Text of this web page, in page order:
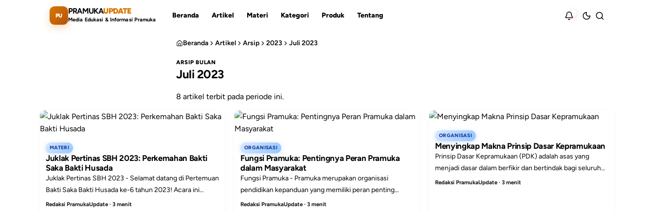
Lewati ke konten utama
PU PRAMUKAUPDATE
Media Edukasi & Informasi Pramuka
Beranda Artikel Materi Kategori Produk Tentang
Beranda Artikel Arsip 2023 Juli 2023
ARSIP BULAN
Juli 2023
8 artikel terbit pada periode ini.
MATERI
Juklak Pertinas SBH 2023: Perkemahan Bakti
Saka Bakti Husada
Juklak Pertinas SBH 2023 - Selamat datang di Pertemuan
Bakti Saka Bakti Husada ke-6 tahun 2023! Acara ini
merupakan pertemuan pramuka penegak dan pandega
Redaksi PramukaUpdate · 3 menit
ORGANISASI
Fungsi Pramuka: Pentingnya Peran Pramuka
dalam Masyarakat
Fungsi Pramuka - Pramuka merupakan organisasi
pendidikan kepanduan yang memiliki peran penting
dalam membentuk karakter generasi muda, mengabdikan
Redaksi PramukaUpdate · 3 menit
ORGANISASI
Menyingkap Makna Prinsip Dasar Kepramukaan
Prinsip Dasar Kepramukaan (PDK) adalah asas yang
menjadi dasar dalam berfikir dan bertindak bagi seluruh
anggota Gerakan Pramuka. Dalam artikel ini, kita akan m...
Redaksi PramukaUpdate · 3 menit